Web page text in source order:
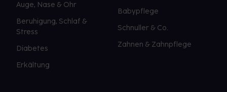
Auge, Nase & Ohr
Beruhigung, Schlaf &
Stress
Diabetes
Erkältung
Babypflege
Schnuller & Co.
Zahnen & Zahnpflege